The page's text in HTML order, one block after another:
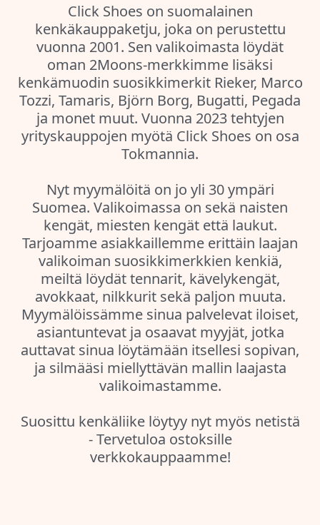
Click Shoes on suomalainen
kenkäkauppaketju, joka on perustettu
vuonna 2001. Sen valikoimasta löydät
oman 2Moons-merkkimme lisäksi
kenkämuodin suosikkimerkit Rieker, Marco
Tozzi, Tamaris, Björn Borg, Bugatti, Pegada
ja monet muut. Vuonna 2023 tehtyjen
yrityskauppojen myötä Click Shoes on osa
Tokmannia.
Nyt myymälöitä on jo yli 30 ympäri
Suomea. Valikoimassa on sekä naisten
kengät, miesten kengät että laukut.
Tarjoamme asiakkaillemme erittäin laajan
valikoiman suosikkimerkkien kenkiä,
meiltä löydät tennarit, kävelykengät,
avokkaat, nilkkurit sekä paljon muuta.
Myymälöissämme sinua palvelevat iloiset,
asiantuntevat ja osaavat myyjät, jotka
auttavat sinua löytämään itsellesi sopivan,
ja silmääsi miellyttävän mallin laajasta
valikoimastamme.
Suosittu kenkäliike löytyy nyt myös netistä
- Tervetuloa ostoksille
verkkokauppaamme!